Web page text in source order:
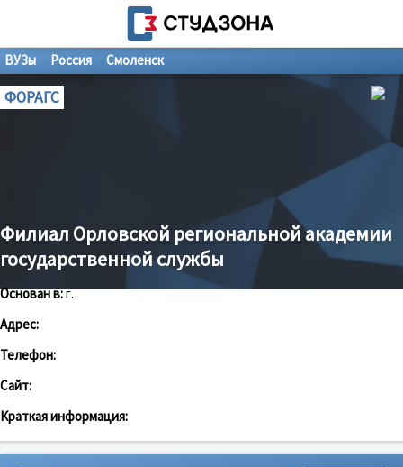
ВУЗы Россия Смоленск
ФОРАГС
Филиал Орловской региональной академии
государственной службы
Основан в:г.
Адрес:
Телефон:
Сайт:
Краткая информация: